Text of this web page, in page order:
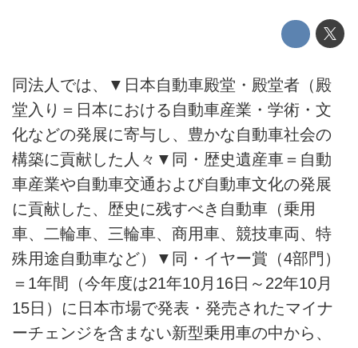
同法人では、▼日本自動車殿堂・殿堂者（殿
堂入り＝日本における自動車産業・学術・文
化などの発展に寄与し、豊かな自動車社会の
構築に貢献した人々▼同・歴史遺産車＝自動
車産業や自動車交通および自動車文化の発展
に貢献した、歴史に残すべき自動車（乗用
車、二輪車、三輪車、商用車、競技車両、特
殊用途自動車など）▼同・イヤー賞（4部門）
＝1年間（今年度は21年10月16日～22年10月
15日）に日本市場で発表・発売されたマイナ
ーチェンジを含まない新型乗用車の中から、